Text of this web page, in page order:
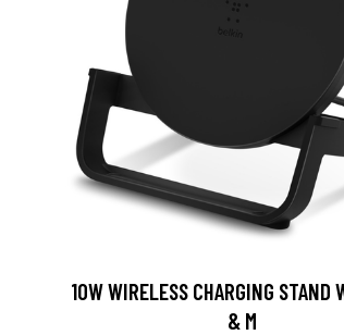
10W WIRELESS CHARGING STAND
& M